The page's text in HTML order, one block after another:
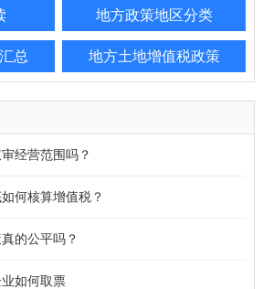
地方政策地区分类
总 地方土地增值税政策
经营范围吗？
何核算增值税？
的公平吗？
如何取票